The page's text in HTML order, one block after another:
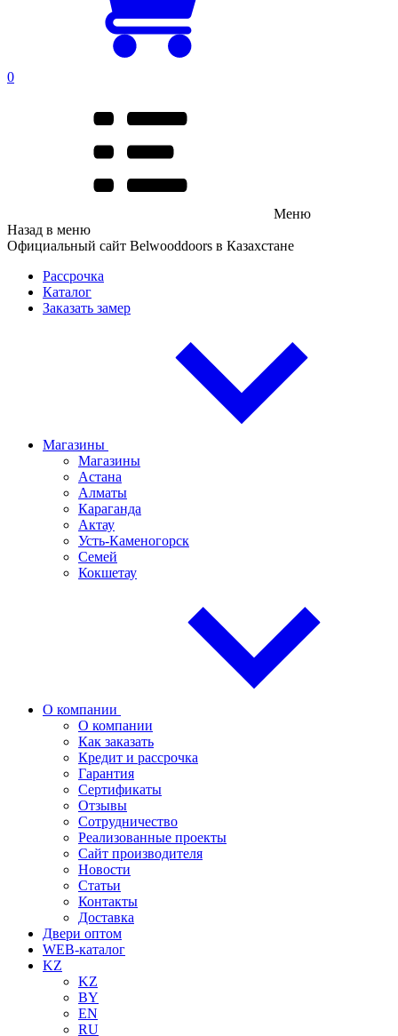
0
Меню
Назад в меню
Официальный сайт Belwooddoors в Казахстане
Рассрочка
Каталог
Заказать замер
Магазины
Магазины
Астана
Алматы
Караганда
Актау
Усть-Каменогорск
Семей
Кокшетау
О компании
О компании
Как заказать
Кредит и рассрочка
Гарантия
Сертификаты
Отзывы
Сотрудничество
Реализованные проекты
Сайт производителя
Новости
Статьи
Контакты
Доставка
Двери оптом
WEB-каталог
KZ
KZ
BY
EN
RU